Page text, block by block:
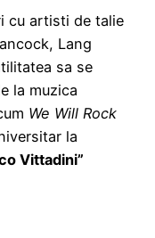
cu artisti de talie
Lang
sa se
la muzica
We Will Rock
la
Vittadini”